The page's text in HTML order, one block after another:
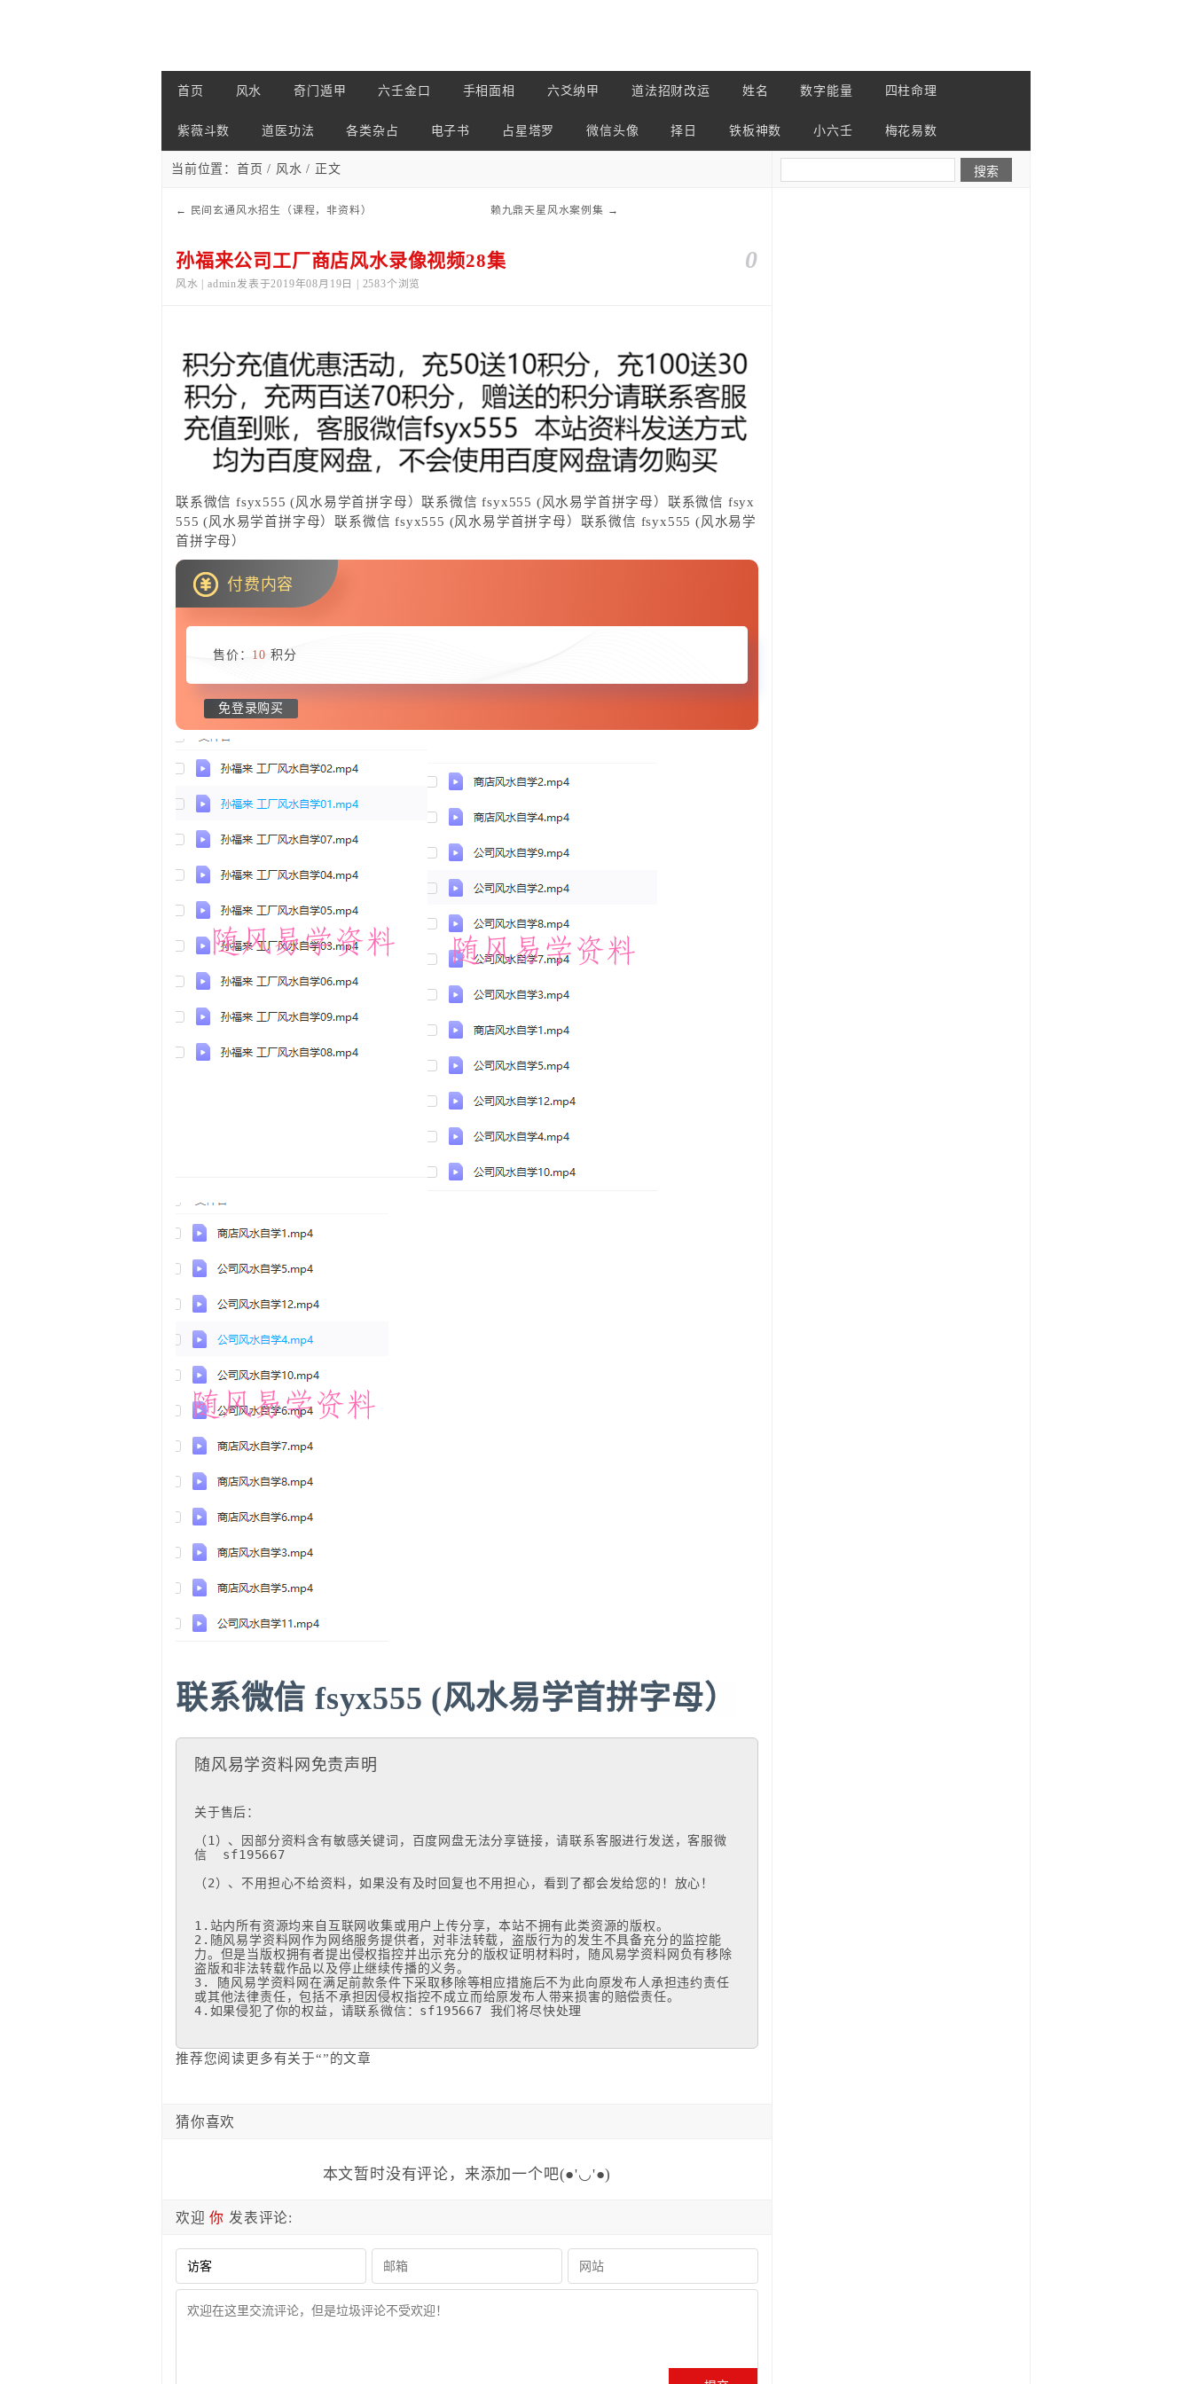
首页 风水 奇门遁甲 六壬金口 手相面相 六爻纳甲 道法招财改运 姓名 数字能量 四柱命理
紫薇斗数 道医功法 各类杂占 电子书 占星塔罗 微信头像 择日 铁板神数 小六壬 梅花易数
当前位置： 首页 / 风水 / 正文
← 民间玄通风水招生（课程，非资料） 赖九鼎天星风水案例集 →
0
孙福来公司工厂商店风水录像视频28集
风水 | admin发表于2019年08月19日 | 2583个浏览
联系微信 fsyx555 (风水易学首拼字母）联系微信 fsyx555 (风水易学首拼字母）联系微信 fsyx
555 (风水易学首拼字母）联系微信 fsyx555 (风水易学首拼字母）联系微信 fsyx555 (风水易学
首拼字母）
付费内容
售价： 10 积分
免登录购买
联系微信 fsyx555 (风水易学首拼字母）
随风易学资料网免责声明
关于售后：
（1）、因部分资料含有敏感关键词，百度网盘无法分享链接，请联系客服进行发送，客服微
信  sf195667
（2）、不用担心不给资料，如果没有及时回复也不用担心，看到了都会发给您的！放心！
1.站内所有资源均来自互联网收集或用户上传分享，本站不拥有此类资源的版权。
2.随风易学资料网作为网络服务提供者，对非法转载，盗版行为的发生不具备充分的监控能
力。但是当版权拥有者提出侵权指控并出示充分的版权证明材料时，随风易学资料网负有移除
盗版和非法转载作品以及停止继续传播的义务。
3. 随风易学资料网在满足前款条件下采取移除等相应措施后不为此向原发布人承担违约责任
或其他法律责任，包括不承担因侵权指控不成立而给原发布人带来损害的赔偿责任。
4.如果侵犯了你的权益，请联系微信：sf195667 我们将尽快处理
推荐您阅读更多有关于“”的文章
猜你喜欢
本文暂时没有评论，来添加一个吧(●'◡'●)
欢迎你 发表评论: